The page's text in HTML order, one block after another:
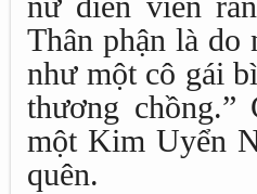
Thân phận là do
như một cô gái
thương chồng.”
một Kim Uyển
quên.